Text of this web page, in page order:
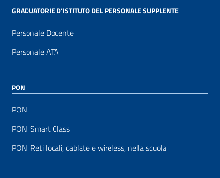
GRADUATORIE D’ISTITUTO DEL PERSONALE SUPPLENTE
Personale Docente
Personale ATA
PON
PON
PON: Smart Class
PON: Reti locali, cablate e wireless, nella scuola